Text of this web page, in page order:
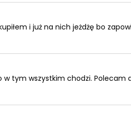
i już na nich jeżdżę bo
tym wszystkim chodzi. Polecam